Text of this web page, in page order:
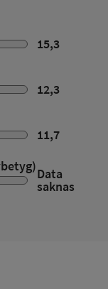
15,3
12,3
11,7
Data
saknas